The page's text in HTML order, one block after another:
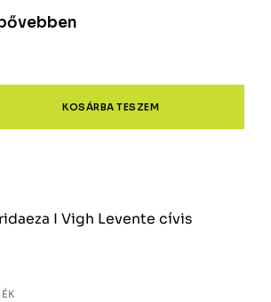
KOSÁRBA TESZEM
I Vigh Levente cívis